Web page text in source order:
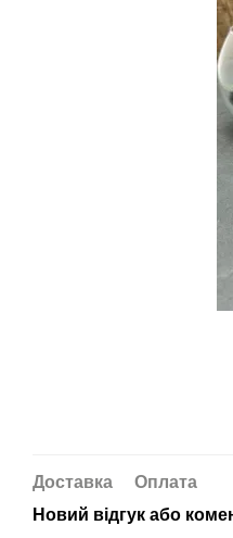
Доставка
Оплата
Новий відгук або